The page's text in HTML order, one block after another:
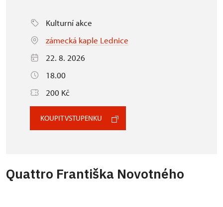
Kulturní akce
zámecká kaple Lednice
22. 8. 2026
18.00
200 Kč
KOUPIT VSTUPENKU
Quattro Františka Novotného